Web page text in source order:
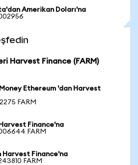
Amerikan Doları'na
Harvest Finance (FARM)
Ethereum 'dan Harvest
FARM
Finance'na
FARM
Finance'na
FARM